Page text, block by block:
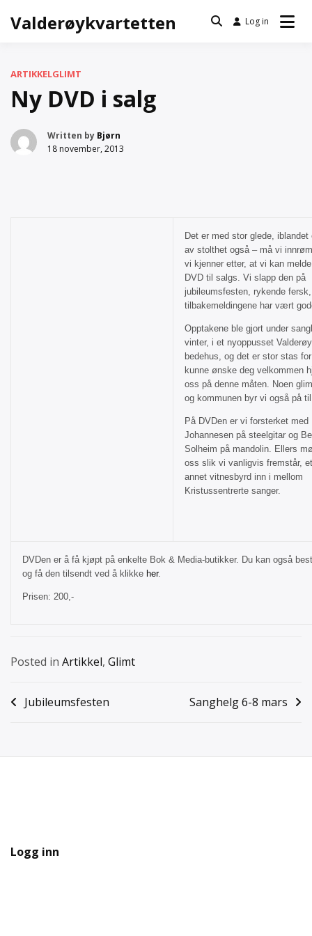
Valderøykvartetten Log in
ARTIKKELGLIMT
Ny DVD i salg
Written by Bjørn
18 november, 2013
Det er med stor glede, iblandet
av stolthet også – må vi
vi kjenner etter, at vi kan
DVD til salgs. Vi slapp den på
jubileumsfesten, rykende
tilbakemeldingene har vært
Opptakene ble gjort under
vinter, i et nyoppusset Valderøy
bedehus, og det er stor stas
kunne ønske deg velkommen
oss på denne måten. Noen
og kommunen byr vi også på
På DVDen er vi forsterket med
Johannesen på steelgitar og
Solheim på mandolin. Ellers
oss slik vi vanligvis fremstår,
annet vitnesbyrd inn i mellom
Kristussentrerte sanger.
DVDen er å få kjøpt på enkelte Bok & Media-butikker. Du kan også
og få den tilsendt ved å klikke her.
Prisen: 200,-
Posted in Artikkel, Glimt
Innleggsnavigasjon
Jubileumsfesten Sanghelg 6-8 mars
Logg inn